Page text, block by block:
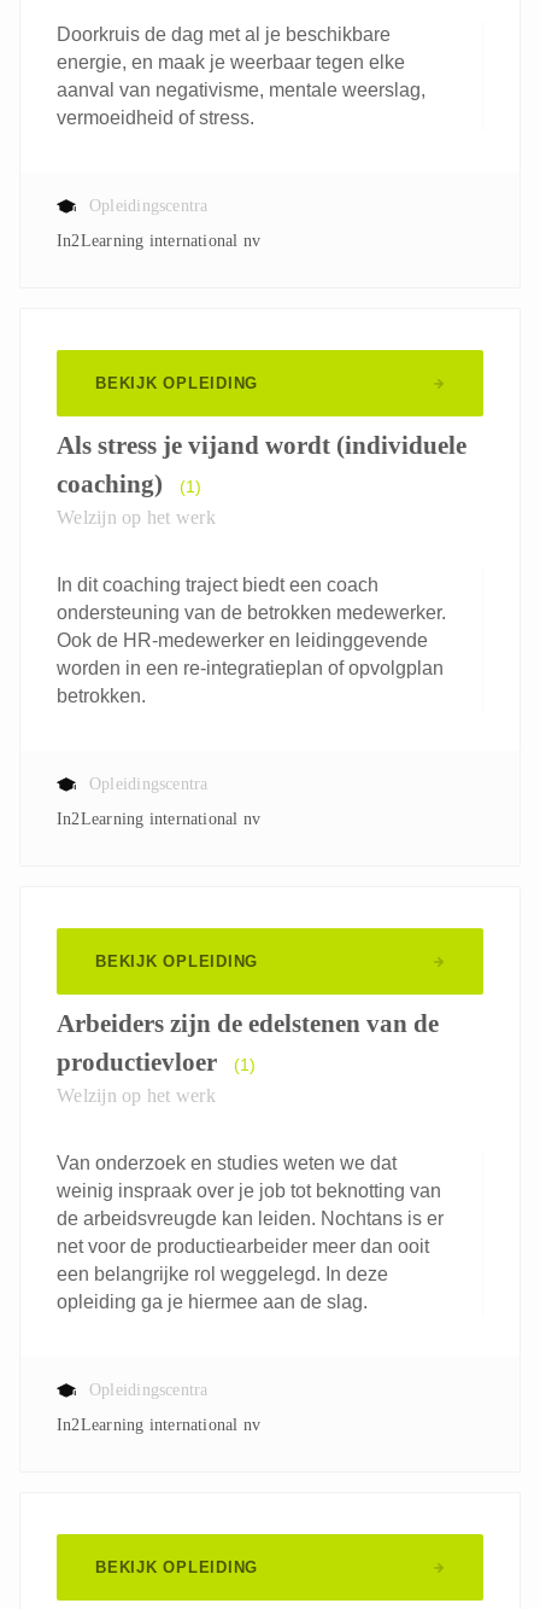
Doorkruis de dag met al je beschikbare
energie, en maak je weerbaar tegen elke
aanval van negativisme, mentale weerslag,
vermoeidheid of stress.
Opleidingscentra
In2Learning international nv
BEKIJK OPLEIDING
Als stress je vijand wordt (individuele
coaching)
(1)
Welzijn op het werk
In dit coaching traject biedt een coach
ondersteuning van de betrokken medewerker.
Ook de HR-medewerker en leidinggevende
worden in een re-integratieplan of opvolgplan
betrokken.
Opleidingscentra
In2Learning international nv
BEKIJK OPLEIDING
Arbeiders zijn de edelstenen van de
productievloer
(1)
Welzijn op het werk
Van onderzoek en studies weten we dat
weinig inspraak over je job tot beknotting van
de arbeidsvreugde kan leiden. Nochtans is er
net voor de productiearbeider meer dan ooit
een belangrijke rol weggelegd. In deze
opleiding ga je hiermee aan de slag.
Opleidingscentra
In2Learning international nv
BEKIJK OPLEIDING